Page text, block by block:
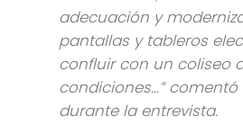
adecuación y
pantallas y tableros
confluir con un coliseo
condiciones…”comentó
durante la entrevista.